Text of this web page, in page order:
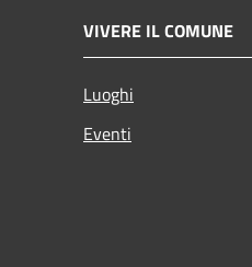
VIVERE IL COMUNE
Luoghi
Eventi